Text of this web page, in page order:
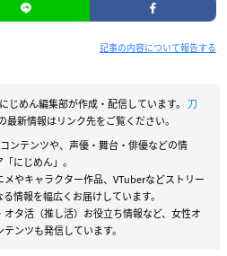
記事の内容について報告する
じめん編集部が作成・配信しています。 刀
最新情報はリンク先をご覧ください。
ンテンツや、声優・舞台・俳優などの情
にじめん」。
やキャラクター作品、VTuberなどストリー
情報を幅広くお届けしています。
タ活（推し活）お役立ち情報など、女性オ
ンツも発信しています。